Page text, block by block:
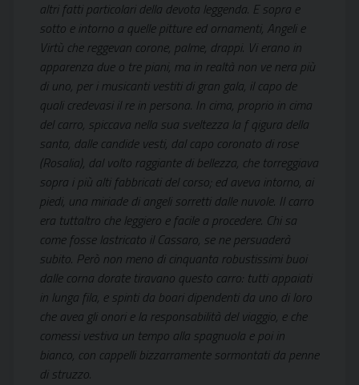
altri fatti particolari della devota leggenda. E sopra e
sotto e intorno a quelle pitture ed ornamenti, Angeli e
Virtù che reggevan corone, palme, drappi. Vi erano in
apparenza due o tre piani, ma in realtà non ve nera più
di uno, per i musicanti vestiti di gran gala, il capo de
quali credevasi il re in persona. In cima, proprio in cima
del carro, spiccava nella sua sveltezza la f qigura della
santa, dalle candide vesti, dal capo coronato di rose
(Rosalia), dal volto raggiante di bellezza, che torreggiava
sopra i più alti fabbricati del corso; ed aveva intorno, ai
piedi, una miriade di angeli sorretti dalle nuvole. Il carro
era tuttaltro che leggiero e facile a procedere. Chi sa
come fosse lastricato il Cassaro, se ne persuaderà
subito. Però non meno di cinquanta robustissimi buoi
dalle corna dorate tiravano questo carro: tutti appaiati
in lunga fila, e spinti da boari dipendenti da uno di loro
che avea gli onori e la responsabilità del viaggio, e che
comessi vestiva un tempo alla spagnuola e poi in
bianco, con cappelli bizzarramente sormontati da penne
di struzzo.